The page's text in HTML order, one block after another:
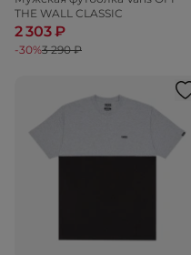
THE WALL CLASSIC
2 303 ₽
-30%3 290 ₽